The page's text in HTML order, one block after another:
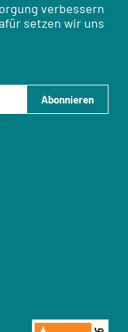
verbessern
setzen wir uns
Abonnieren